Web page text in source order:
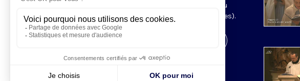
retrouver son Seigneur entre l’office du
matin (Laudes) et l’office du soir (Vêpres).